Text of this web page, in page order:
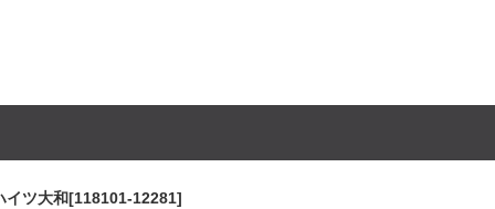
イツ大和[118101-12281]